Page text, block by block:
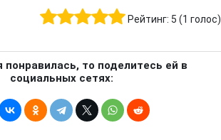
Рейтинг: 5 (1 голос)
понравилась, то поделитесь ей в
социальных сетях: